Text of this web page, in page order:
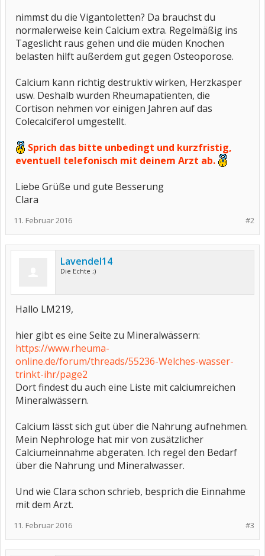
nimmst du die Vigantoletten? Da brauchst du
normalerweise kein Calcium extra. Regelmäßig ins
Tageslicht raus gehen und die müden Knochen
belasten hilft außerdem gut gegen Osteoporose.
Calcium kann richtig destruktiv wirken, Herzkasper
usw. Deshalb wurden Rheumapatienten, die
Cortison nehmen vor einigen Jahren auf das
Colecalciferol umgestellt.
Sprich das bitte unbedingt und kurzfristig,
eventuell telefonisch mit deinem Arzt ab.
Liebe Grüße und gute Besserung
Clara
#2
11. Februar 2016
Lavendel14
Die Echte ;)
Hallo LM219,
hier gibt es eine Seite zu Mineralwässern:
https://www.rheuma-
online.de/forum/threads/55236-Welches-wasser-
trinkt-ihr/page2
Dort findest du auch eine Liste mit calciumreichen
Mineralwässern.
Calcium lässt sich gut über die Nahrung aufnehmen.
Mein Nephrologe hat mir von zusätzlicher
Calciumeinnahme abgeraten. Ich regel den Bedarf
über die Nahrung und Mineralwasser.
Und wie Clara schon schrieb, besprich die Einnahme
mit dem Arzt.
#3
11. Februar 2016